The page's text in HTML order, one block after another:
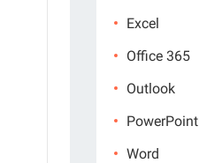
Excel
Office 365
Outlook
PowerPoint
Word